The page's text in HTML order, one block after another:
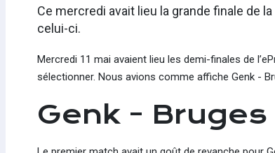
Ce mercredi avait lieu la grande finale de
celui-ci.
Mercredi 11 mai avaient lieu les demi-finales de
sélectionner. Nous avions comme affiche Genk -
Genk - Bruges